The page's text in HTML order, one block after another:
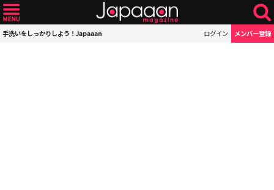
手洗いをしっかりしよう！Japaaan ログイン メンバー登録